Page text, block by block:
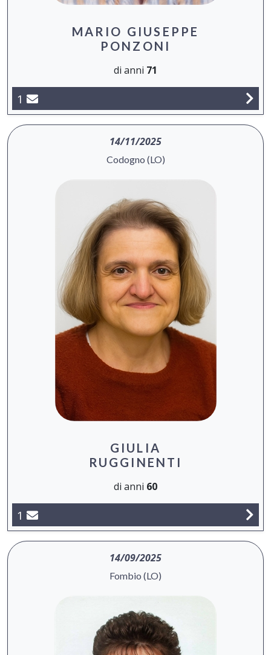
MARIO GIUSEPPE
PONZONI
di anni 71
1
14/11/2025
Codogno (LO)
GIULIA
RUGGINENTI
di anni 60
1
14/09/2025
Fombio (LO)